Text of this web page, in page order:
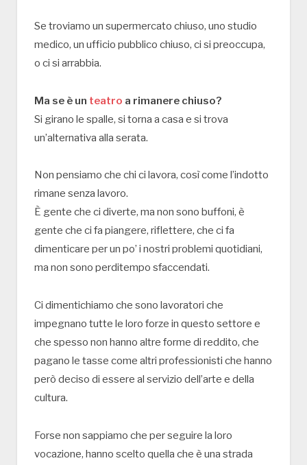
Se troviamo un supermercato chiuso, uno studio
medico, un ufficio pubblico chiuso, ci si preoccupa,
o ci si arrabbia.
Ma se è un teatro a rimanere chiuso?
Si girano le spalle, si torna a casa e si trova
un’alternativa alla serata.
Non pensiamo che chi ci lavora, così come l’indotto
rimane senza lavoro.
È gente che ci diverte, ma non sono buffoni, è
gente che ci fa piangere, riflettere, che ci fa
dimenticare per un po’ i nostri problemi quotidiani,
ma non sono perditempo sfaccendati.
Ci dimentichiamo che sono lavoratori che
impegnano tutte le loro forze in questo settore e
che spesso non hanno altre forme di reddito, che
pagano le tasse come altri professionisti che hanno
però deciso di essere al servizio dell’arte e della
cultura.
Forse non sappiamo che per seguire la loro
vocazione, hanno scelto quella che è una strada